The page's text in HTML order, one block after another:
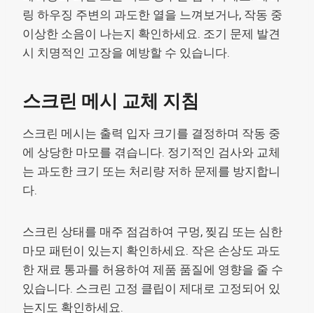
링 하우징 주변의 과도한 열을 느껴보거나, 작동 중
이상한 소음이 나는지 확인하세요. 조기 문제 발견
시 치명적인 고장을 예방할 수 있습니다.
스크린 메시 교체 지침
스크린 메시는 출력 입자 크기를 결정하며 작동 중
에 상당한 마모를 겪습니다. 정기적인 검사와 교체
는 과도한 크기 또는 처리량 저하 문제를 방지합니
다.
스크린 상태를 매주 점검하여 구멍, 찢김 또는 심한
마모 패턴이 있는지 확인하세요. 작은 손상도 과도
한 재료 통과를 허용하여 제품 품질에 영향을 줄 수
있습니다. 스크린 고정 클립이 제대로 고정되어 있
는지도 확인하세요.